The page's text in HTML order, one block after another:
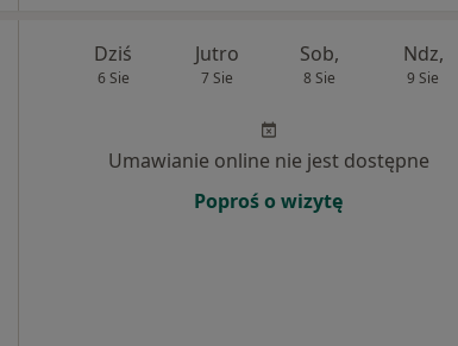
Dziś
6 Sie
Jutro
7 Sie
Sob,
8 Sie
Ndz,
9 Sie
Umawianie online nie jest dostępne
Poproś o wizytę